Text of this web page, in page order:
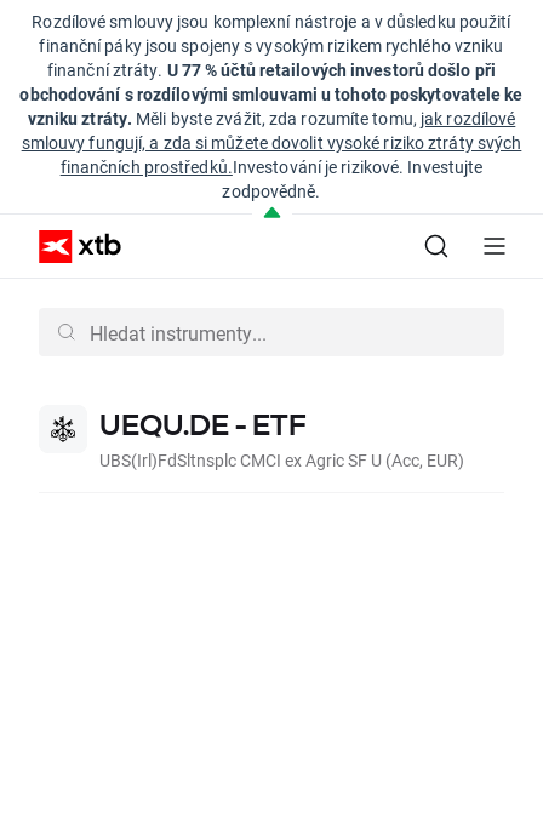
Rozdílové smlouvy jsou komplexní nástroje a v důsledku použití
finanční páky jsou spojeny s vysokým rizikem rychlého vzniku
finanční ztráty. U 77 % účtů retailových investorů došlo při
obchodování s rozdílovými smlouvami u tohoto poskytovatele ke
vzniku ztráty. Měli byste zvážit, zda rozumíte tomu, jak rozdílové
smlouvy fungují, a zda si můžete dovolit vysoké riziko ztráty svých
finančních prostředků.Investování je rizikové. Investujte
zodpovědně.
UEQU.DE - ETF
UBS(Irl)FdSltnsplc CMCI ex Agric SF U (Acc, EUR)